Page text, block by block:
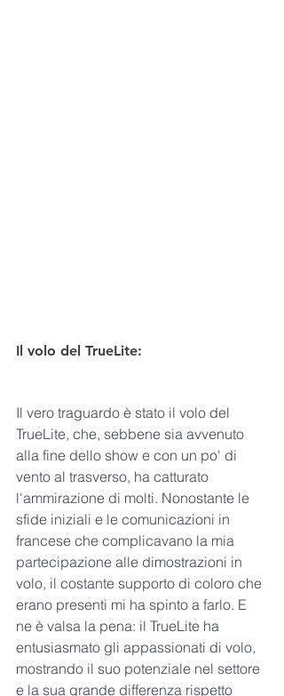
Il volo del TrueLite:
Il vero traguardo è stato il volo del
TrueLite, che, sebbene sia avvenuto
alla fine dello show e con un po' di
vento al trasverso, ha catturato
l'ammirazione di molti. Nonostante le
sfide iniziali e le comunicazioni in
francese che complicavano la mia
partecipazione alle dimostrazioni in
volo, il costante supporto di coloro che
erano presenti mi ha spinto a farlo. E
ne è valsa la pena: il TrueLite ha
entusiasmato gli appassionati di volo,
mostrando il suo potenziale nel settore
e la sua grande differenza rispetto